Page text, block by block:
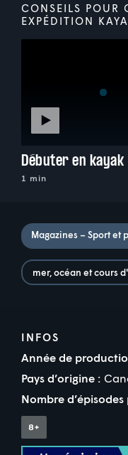
CONSEILS POUR
EXPÉDITION
Débuter en kayak
1 min
Magazines – Sport et
mer, océan et cours
INFOS
Année de
Pays d’origine :
Nombre d’épisodes